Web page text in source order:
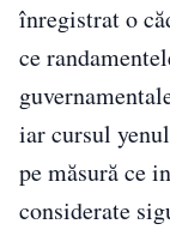
înregistrat o
ce
iar cursul
pe măsură ce
considerate